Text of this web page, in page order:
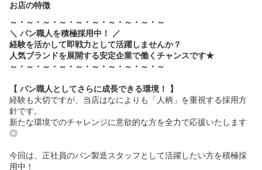
お店の特徴
～・～・～・～・～・～・～・～・～・～
＼ パン職人を積極採用中！ ／
経験を活かして即戦力として活躍しませんか？
人気ブランドを展開する安定企業で働くチャンスです★
～・～・～・～・～・～・～・～・～・～
【 パン職人としてさらに成長できる環境！ 】
経験も大切ですが、当店はなによりも「人柄」を重視する採用方
針です。
新たな環境でのチャレンジに意欲的な方を全力で応援いたします
◎
今回は、正社員のパン製造スタッフとして活躍したい方を積極採
用中！